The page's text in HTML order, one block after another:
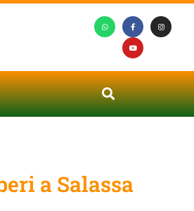
a Salassa